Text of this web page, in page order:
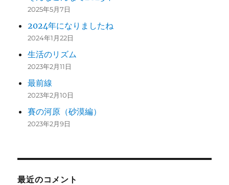
2025年5月7日
2024年になりましたね
2024年1月22日
生活のリズム
2023年2月11日
最前線
2023年2月10日
賽の河原（砂漠編）
2023年2月9日
最近のコメント